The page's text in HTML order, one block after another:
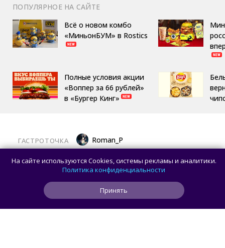
ПОПУЛЯРНОЕ НА САЙТЕ
Всё о новом комбо
«МиньонБУМ» в Rostics
Полные условия акции
«Воппер за 66 рублей»
в «Бургер Кинг»
ГАСТРОТОЧКА Roman_P
«Вкусно — и точка» поддержала
расширенную версию «Одиссеи»
Кристофера Нолана
На сайте используются Cookies, системы рекламы и аналитики.
Политика конфиденциальности
Принять